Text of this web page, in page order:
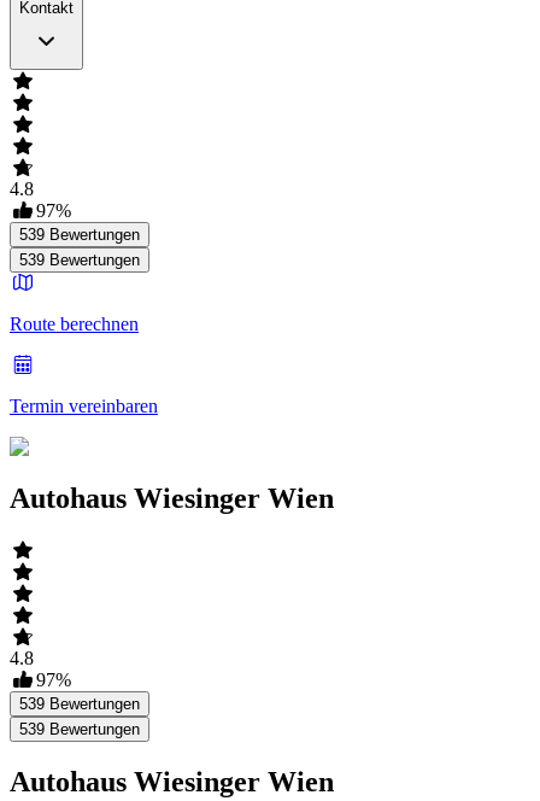
Kontakt
4.8
97%
539 Bewertungen
539 Bewertungen
Route berechnen
Termin vereinbaren
Autohaus Wiesinger Wien
4.8
97%
539 Bewertungen
539 Bewertungen
Autohaus Wiesinger Wien